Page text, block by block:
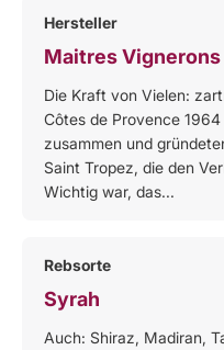
Hersteller
Maitres Vignerons
Die Kraft von Vielen:
Côtes de Provence
zusammen und
Saint Tropez, die den
Wichtig war, das...
Rebsorte
Syrah
Auch: Shiraz, Madiran,